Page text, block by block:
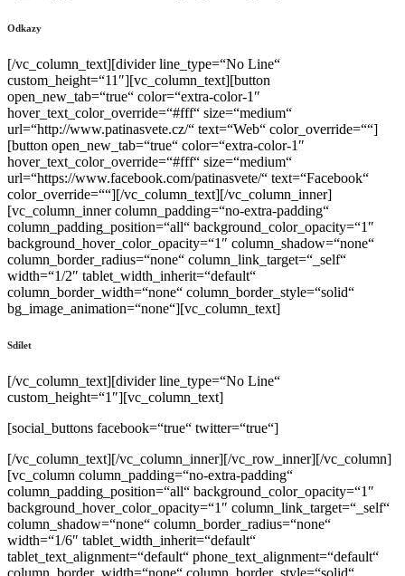
Odkazy
[/vc_column_text][divider line_type=“No Line“
custom_height=“11″][vc_column_text][button
open_new_tab=“true“ color=“extra-color-1″
hover_text_color_override=“#fff“ size=“medium“
url=“http://www.patinasvete.cz/“ text=“Web“ color_override=““]
[button open_new_tab=“true“ color=“extra-color-1″
hover_text_color_override=“#fff“ size=“medium“
url=“https://www.facebook.com/patinasvete/“ text=“Facebook“
color_override=““][/vc_column_text][/vc_column_inner]
[vc_column_inner column_padding=“no-extra-padding“
column_padding_position=“all“ background_color_opacity=“1″
background_hover_color_opacity=“1″ column_shadow=“none“
column_border_radius=“none“ column_link_target=“_self“
width=“1/2″ tablet_width_inherit=“default“
column_border_width=“none“ column_border_style=“solid“
bg_image_animation=“none“][vc_column_text]
Sdílet
[/vc_column_text][divider line_type=“No Line“
custom_height=“1″][vc_column_text]
[social_buttons facebook=“true“ twitter=“true“]
[/vc_column_text][/vc_column_inner][/vc_row_inner][/vc_column]
[vc_column column_padding=“no-extra-padding“
column_padding_position=“all“ background_color_opacity=“1″
background_hover_color_opacity=“1″ column_link_target=“_self“
column_shadow=“none“ column_border_radius=“none“
width=“1/6″ tablet_width_inherit=“default“
tablet_text_alignment=“default“ phone_text_alignment=“default“
column_border_width=“none“ column_border_style=“solid“